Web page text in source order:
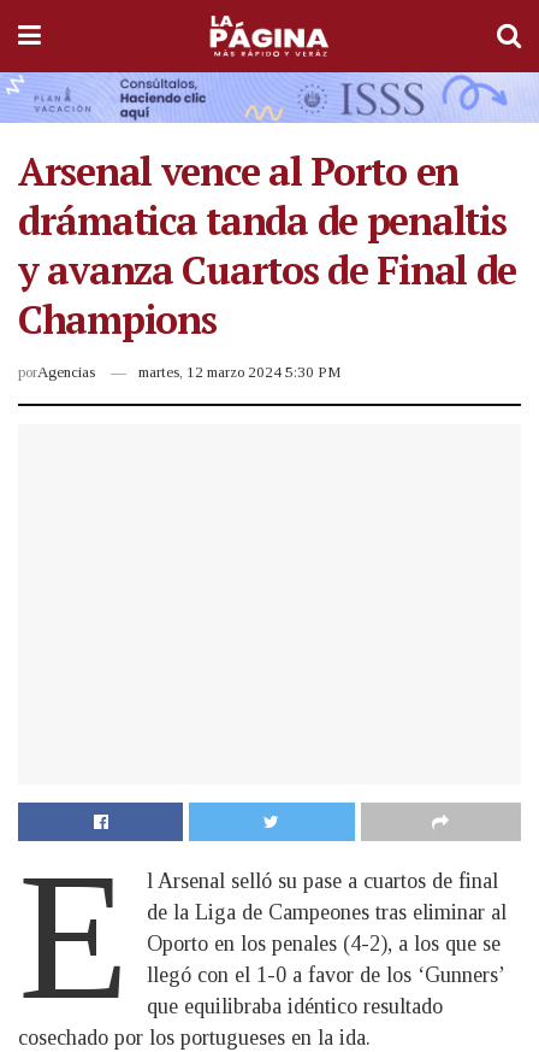
Arsenal vence al Porto en
drámatica tanda de penaltis
y avanza Cuartos de Final de
Champions
porAgencias martes, 12 marzo 2024 5:30 PM
E
l Arsenal selló su pase a cuartos de final
de la Liga de Campeones tras eliminar al
Oporto en los penales (4-2), a los que se
llegó con el 1-0 a favor de los ‘Gunners’
que equilibraba idéntico resultado
cosechado por los portugueses en la ida.